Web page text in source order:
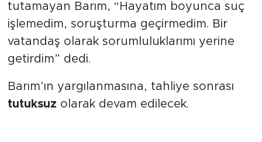
tutamayan Barım, “Hayatım boyunca suç
işlemedim, soruşturma geçirmedim. Bir
vatandaş olarak sorumluluklarımı yerine
getirdim” dedi.
Barım’ın yargılanmasına, tahliye sonrası
tutuksuz olarak devam edilecek.